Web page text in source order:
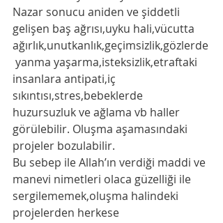
Nazar sonucu aniden ve şiddetli
gelişen baş ağrısı,uyku hali,vücutta
ağırlık,unutkanlık,geçimsizlik,gözlerde
yanma yaşarma,isteksizlik,etraftaki
insanlara antipati,iç
sıkıntısı,stres,bebeklerde
huzursuzluk ve ağlama vb haller
görülebilir. Oluşma aşamasındaki
projeler bozulabilir.
Bu sebep ile Allah’ın verdiği maddi ve
manevi nimetleri olaca güzelliği ile
sergilememek,oluşma halindeki
projelerden herkese